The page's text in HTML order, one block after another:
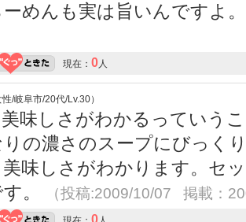
めんも実は旨いんですよ
現在： 0人
/岐阜市/20代/Lv.30）
味しさがわかるっていう
りの濃さのスープにびっく
味しさがわかります。セ
。
（投稿:2009/10/07 掲載：
0